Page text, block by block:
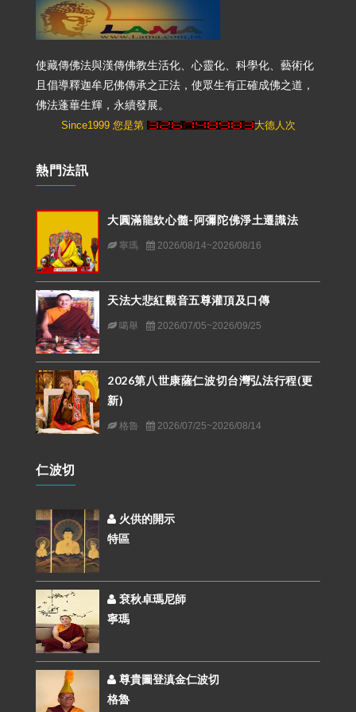
使藏傳佛法與漢傳佛教生活化、心靈化、科學化、藝術化
且倡導釋迦牟尼佛傳承之正法，使眾生有正確成佛之道，
佛法蓬蓽生輝，永續發展。
Since1999 您是第 大德人次
熱門法訊
大圓滿龍欽心髓-阿彌陀佛淨土遷識法
寧瑪 2026/08/14~2026/08/16
天法大悲紅觀音五尊灌頂及口傳
噶舉 2026/07/05~2026/09/25
2026第八世康薩仁波切台灣弘法行程(更
新)
格魯 2026/07/25~2026/08/14
仁波切
火供的開示
特區
袞秋卓瑪尼師
寧瑪
尊貴圖登滇金仁波切
格魯